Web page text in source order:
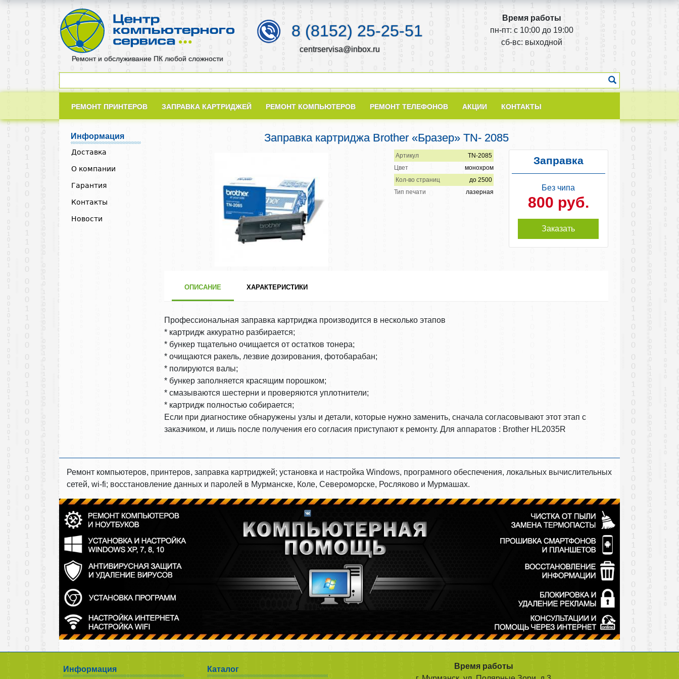
Ремонт и обслуживание ПК любой сложности
8 (8152) 25-25-51
centrservisa@inbox.ru
Время работы
пн-пт: с 10:00 до 19:00
cб-вс: выходной
РЕМОНТ ПРИНТЕРОВ ЗАПРАВКА КАРТРИДЖЕЙ РЕМОНТ КОМПЬЮТЕРОВ РЕМОНТ ТЕЛЕФОНОВ АКЦИИ КОНТАКТЫ
Информация
Доставка
О компании
Гарантия
Контакты
Новости
Заправка картриджа Brother «Бразер» TN- 2085
Артикул
TN-2085
Цвет
монохром
Кол-во страниц
до 2500
Тип печати
лазерная
Заправка
Без чипа
800 руб.
Заказать
ОПИСАНИЕ ХАРАКТЕРИСТИКИ
Профессиональная заправка картриджа производится в несколько этапов
* картридж аккуратно разбирается;
* бункер тщательно очищается от остатков тонера;
* очищаются ракель, лезвие дозирования, фотобарабан;
* полируются валы;
* бункер заполняется красящим порошком;
* смазываются шестерни и проверяются уплотнители;
* картридж полностью собирается;
Если при диагностике обнаружены узлы и детали, которые нужно заменить, сначала согласовывают этот этап с
заказчиком, и лишь после получения его согласия приступают к ремонту. Для аппаратов : Brother HL2035R
Ремонт компьютеров, принтеров, заправка картриджей; установка и настройка Windows, програмного обеспечения, локальных вычислительных
сетей, wi-fi; восстановление данных и паролей в Мурманске, Коле, Североморске, Росляково и Мурмашах.
Информация Каталог
Время работы